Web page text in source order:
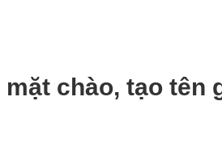
chào, tạo tên